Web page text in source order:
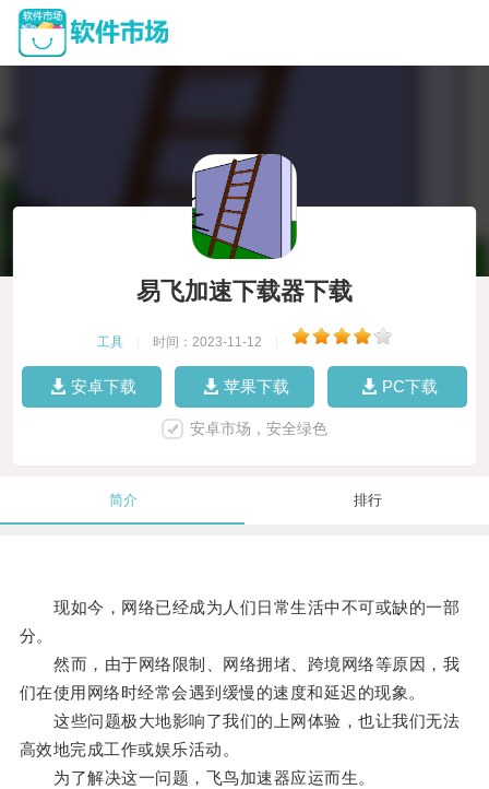
易飞加速下载器下载
工具 时间：2023-11-12
安卓下载 苹果下载 PC下载
安卓市场，安全绿色
简介 排行
现如今，网络已经成为人们日常生活中不可或缺的一部
分。
然而，由于网络限制、网络拥堵、跨境网络等原因，我
们在使用网络时经常会遇到缓慢的速度和延迟的现象。
这些问题极大地影响了我们的上网体验，也让我们无法
高效地完成工作或娱乐活动。
为了解决这一问题，飞鸟加速器应运而生。